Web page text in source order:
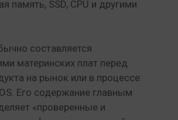
память, SSD, CPU и другими
составляется
материнских плат перед
на рынок или в процессе
Его содержание главным
«проверенные и